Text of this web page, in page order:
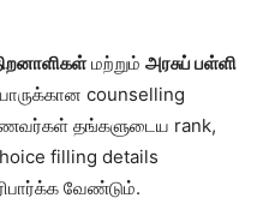
மற்றும் அரசுப் பள்ளி
counselling
தங்களுடைய rank,
filling details
வேண்டும்.